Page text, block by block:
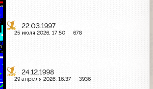
22.03.1997
25 июля 2026, 17:50 678
24.12.1998
29 апреля 2026, 16:37 3936